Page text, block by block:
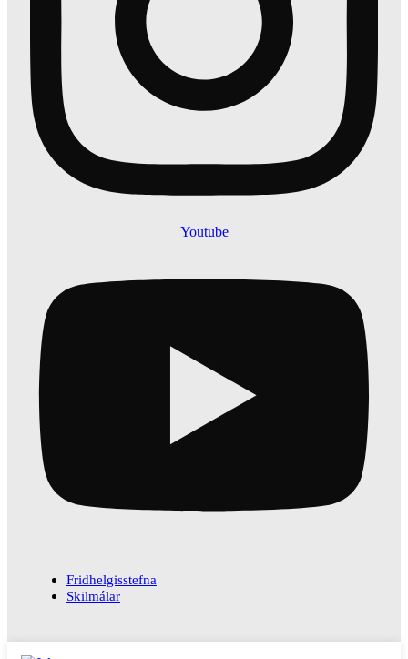
Youtube
Fridhelgisstefna
Skilmálar